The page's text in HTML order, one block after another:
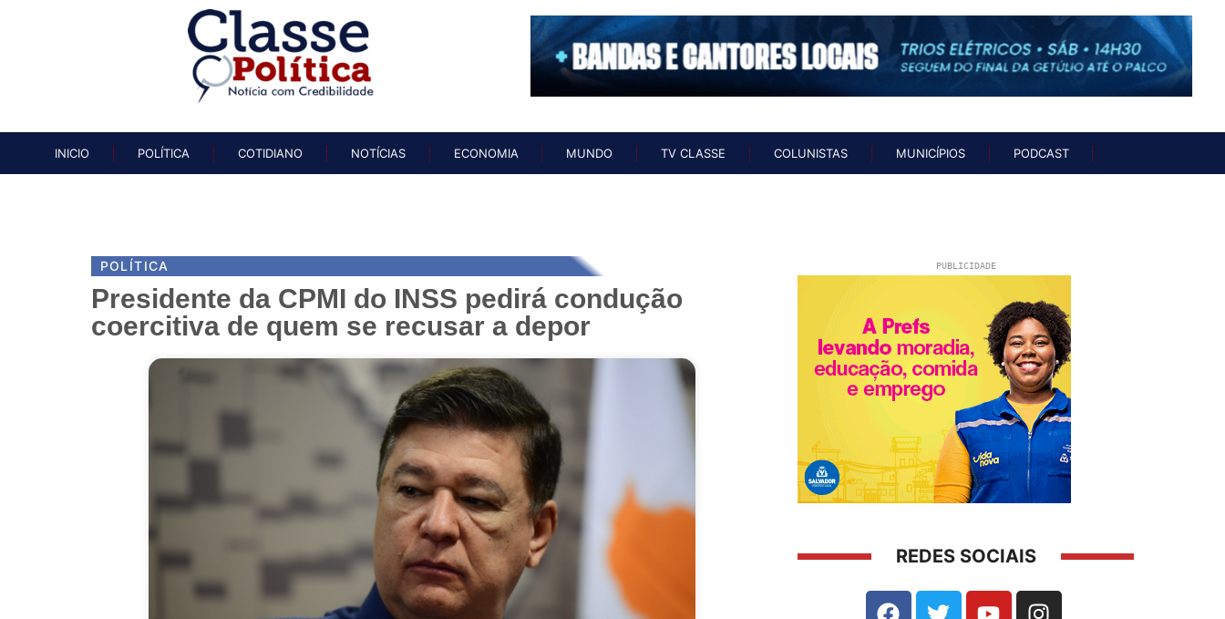
INICIO
POLÍTICA COTIDIANO NOTÍCIAS ECONOMIA MUNDO TV CLASSE COLUNISTAS MUNICÍPIOS PODCAST
POLÍTICA
Presidente da CPMI do INSS pedirá condução
coercitiva de quem se recusar a depor
PUBLICIDADE
REDES SOCIAIS